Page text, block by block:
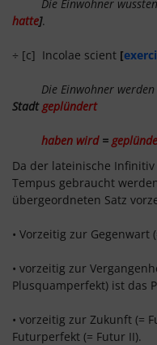
Die Einwohner
hatte].
÷ [c] Incolae scient [
Die Einwohner werden
Stadtgeplündert
haben wird=
Da der lateinische
Tempus gebraucht
übergeordneten Satz
• Vorzeitig zur Gegenwart
• vorzeitig zur
Plusquamperfekt) ist das
• vorzeitig zur Zukunft (=
Futurperfekt (= Futur II).